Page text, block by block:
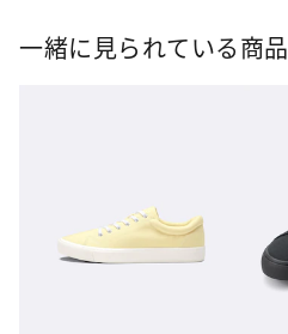
一緒に見られている商品